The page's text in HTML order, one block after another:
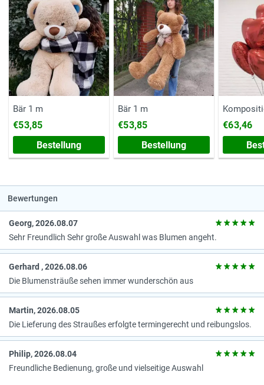
Bär 1 m
€53,85
Bestellung
Bär 1 m
€53,85
Bestellung
€63,46
Bewertungen
Georg, 2026.08.07
Sehr Freundlich Sehr große Auswahl was Blumen angeht.
Gerhard , 2026.08.06
Die Blumensträuße sehen immer wunderschön aus
Martin, 2026.08.05
Die Lieferung des Straußes erfolgte termingerecht und reibungslos.
Philip, 2026.08.04
Freundliche Bedienung, große und vielseitige Auswahl